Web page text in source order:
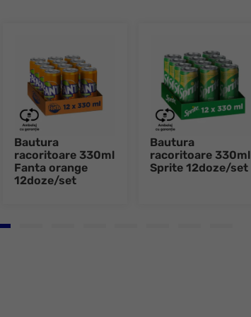
Bautura
racoritoare 330ml
Fanta orange
12doze/set
Bautura
racoritoare 330ml
Sprite 12doze/set
to slide 1